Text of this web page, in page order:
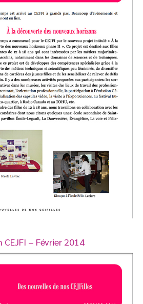
CEJFI – Février 2014